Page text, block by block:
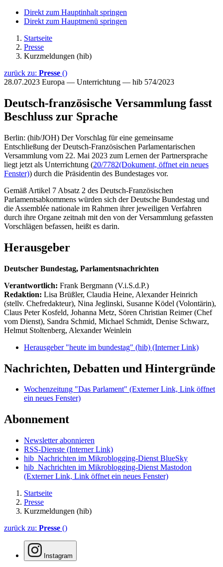
Direkt zum Hauptinhalt springen
Direkt zum Hauptmenü springen
Startseite
Presse
Kurzmeldungen (hib)
zurück zu: Presse ()
28.07.2023 Europa — Unterrichtung — hib 574/2023
Deutsch-französische Versammlung fasst
Beschluss zur Sprache
Berlin: (hib/JOH) Der Vorschlag für eine gemeinsame
Entschließung der Deutsch-Französischen Parlamentarischen
Versammlung vom 22. Mai 2023 zum Lernen der Partnersprache
liegt jetzt als Unterrichtung (20/7782(Dokument, öffnet ein neues
Fenster)) durch die Präsidentin des Bundestages vor.
Gemäß Artikel 7 Absatz 2 des Deutsch-Französischen
Parlamentsabkommens würden sich der Deutsche Bundestag und
die Assemblée nationale im Rahmen ihrer jeweiligen Verfahren
durch ihre Organe zeitnah mit den von der Versammlung gefassten
Vorschlägen befassen, heißt es darin.
Herausgeber
Deutscher Bundestag, Parlamentsnachrichten
Verantwortlich: Frank Bergmann (V.i.S.d.P.)
Redaktion: Lisa Brüßler, Claudia Heine, Alexander Heinrich
(stellv. Chefredakteur), Nina Jeglinski, Susanne Ködel (Volontärin),
Claus Peter Kosfeld, Johanna Metz, Sören Christian Reimer (Chef
vom Dienst), Sandra Schmid, Michael Schmidt, Denise Schwarz,
Helmut Stoltenberg, Alexander Weinlein
Herausgeber "heute im bundestag" (hib) (Interner Link)
Nachrichten, Debatten und Hintergründe
Wochenzeitung "Das Parlament" (Externer Link, Link öffnet
ein neues Fenster)
Abonnement
Newsletter abonnieren
RSS-Dienste (Interner Link)
hib_Nachrichten im Mikroblogging-Dienst BlueSky
hib_Nachrichten im Mikroblogging-Dienst Mastodon
(Externer Link, Link öffnet ein neues Fenster)
Startseite
Presse
Kurzmeldungen (hib)
zurück zu: Presse ()
Instagram